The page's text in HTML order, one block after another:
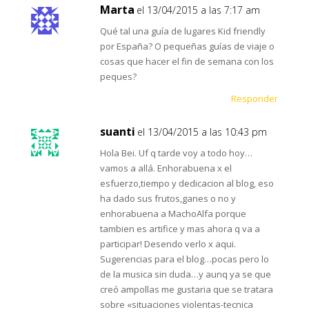
Marta el 13/04/2015 a las 7:17 am
Qué tal una guía de lugares Kid friendly
por España? O pequeñas guías de viaje o
cosas que hacer el fin de semana con los
peques?
Responder
suanti el 13/04/2015 a las 10:43 pm
Hola Bei. Uf q tarde voy a todo hoy…
vamos a allá. Enhorabuena x el
esfuerzo,tiempo y dedicacion al blog, eso
ha dado sus frutos,ganes o no y
enhorabuena a MachoAlfa porque
tambien es artifice y mas ahora q va a
participar! Desendo verlo x aqui.
Sugerencias para el blog…pocas pero lo
de la musica sin duda…y aunq ya se que
creó ampollas me gustaria que se tratara
sobre «situaciones violentas-tecnica